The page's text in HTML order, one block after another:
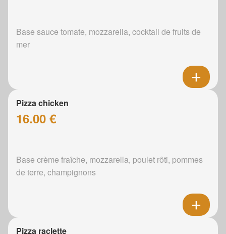
Base sauce tomate, mozzarella, cocktail de fruits de
mer
Pizza chicken
16.00 €
Base crème fraîche, mozzarella, poulet rôti, pommes
de terre, champignons
Pizza raclette